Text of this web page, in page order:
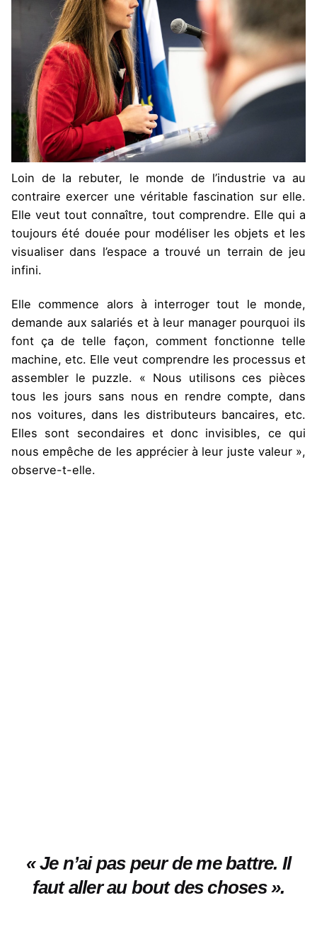
Loin de la rebuter, le monde de l’industrie va au
contraire exercer une véritable fascination sur elle.
Elle veut tout connaître, tout comprendre. Elle qui a
toujours été douée pour modéliser les objets et les
visualiser dans l’espace a trouvé un terrain de jeu
infini.
Elle commence alors à interroger tout le monde,
demande aux salariés et à leur manager pourquoi ils
font ça de telle façon, comment fonctionne telle
machine, etc. Elle veut comprendre les processus et
assembler le puzzle. « Nous utilisons ces pièces
tous les jours sans nous en rendre compte, dans
nos voitures, dans les distributeurs bancaires, etc.
Elles sont secondaires et donc invisibles, ce qui
nous empêche de les apprécier à leur juste valeur »,
observe-t-elle.
«Je n’ai pas peur de me battre. Il
faut aller au bout des choses».